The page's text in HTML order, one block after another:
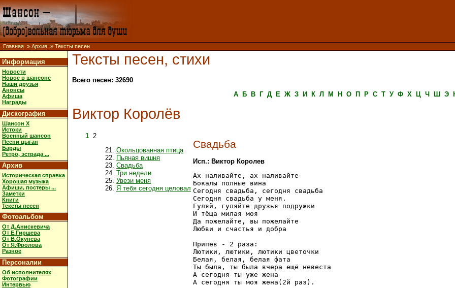
Главная » Архив » Тексты песен
Информация
Новости
Новое в шансоне
Наши друзья
Анонсы
Афиша
Награды
Дискография
Шансон X
Истоки
Военный шансон
Песни цыган
Барды
Ретро, эстрада ...
Архив
Историческая справка
Хорошая музыка
Афиши, постеры ...
Заметки
Книги
Тексты песен
Фотоальбом
От Д.Анискевича
От Е.Гиршева
От В.Окунева
От Я.Фролова
Разное
Персоналии
Об исполнителях
Фотографии
Интервью
Тексты песен, стихи
Всего песен: 32690
А
Б В Г Д Е Ж З И К Л М Н О П Р С Т У Ф Х Ц Ч Ш Э
Виктор Королёв
1 2
Окольцованная птица
Пьяная вишня
Свадьба
Три недели
Увези меня
Я тебя сегодня целовал
Свадьба
Исп.: Виктор Королев
Ах наливайте, ах наливайте
Бокалы полные вина
Сегодня свадьба, сегодня свадьба
Сегодня свадьба у меня.
Гуляй, гуляйте друзья подружки
И тёща милая моя
Да пожелайте, вы пожелайте
Любви и счастья и добра
Припев - 2 раза:
Лютики, лютики, лютики цветочки
Белая, белая, белая фата
Ты была, ты была вчера ещё невеста
А сегодня ты уже жена
А сегодня ты моя жена(2й раз).